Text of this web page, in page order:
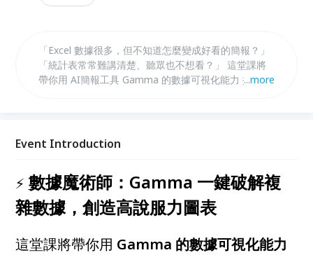
「Excel 數據很多，但不知道怎麼變成好看的簡報？」
「統計表常常難講清楚、聽眾也不想看？」 這堂課將
帶你用 AI簡報工具 Gamma 的數據可視化能力 把最複
...more
Event Introduction
⚡ 數據魔術師：Gamma 一鍵破解複
雜數據，創造高說服力圖表
這堂課將帶你用 Gamma 的數據可視化能力